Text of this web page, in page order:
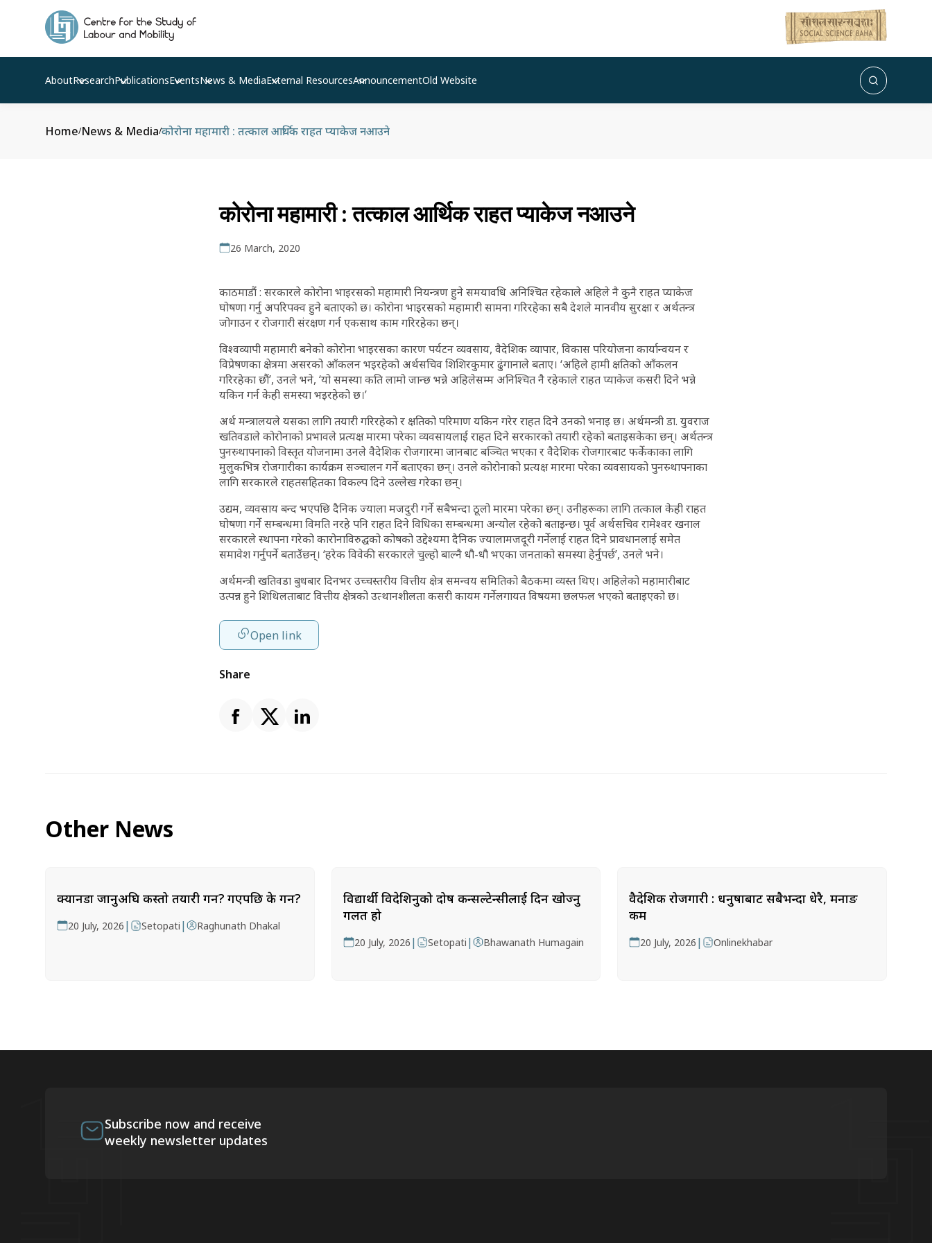
AboutResearchPublicationsEventsNews & MediaExternal ResourcesAnnouncementOld Website
Home/News & Media/कोरोना महामारी : तत्काल आर्थिक राहत प्याकेज नआउने
कोरोना महामारी : तत्काल आर्थिक राहत प्याकेज नआउने
26 March, 2020
काठमाडौं : सरकारले कोरोना भाइरसको महामारी नियन्त्रण हुने समयावधि अनिश्चित रहेकाले अहिले नै कुनै राहत प्याकेज
घोषणा गर्नु अपरिपक्व हुने बताएको छ। कोरोना भाइरसको महामारी सामना गरिरहेका सबै देशले मानवीय सुरक्षा र अर्थतन्त्र
जोगाउन र रोजगारी संरक्षण गर्न एकसाथ काम गरिरहेका छन्।
विश्वव्यापी महामारी बनेको कोरोना भाइरसका कारण पर्यटन व्यवसाय, वैदेशिक व्यापार, विकास परियोजना कार्यान्वयन र
विप्रेषणका क्षेत्रमा असरको आँकलन भइरहेको अर्थसचिव शिशिरकुमार ढुंगानाले बताए। ‘अहिले हामी क्षतिको आँकलन
गरिरहेका छौं’, उनले भने, ‘यो समस्या कति लामो जान्छ भन्ने अहिलेसम्म अनिश्चित नै रहेकाले राहत प्याकेज कसरी दिने भन्ने
यकिन गर्न केही समस्या भइरहेको छ।’
अर्थ मन्त्रालयले यसका लागि तयारी गरिरहेको र क्षतिको परिमाण यकिन गरेर राहत दिने उनको भनाइ छ। अर्थमन्त्री डा. युवराज
खतिवडाले कोरोनाको प्रभावले प्रत्यक्ष मारमा परेका व्यवसायलाई राहत दिने सरकारको तयारी रहेको बताइसकेका छन्। अर्थतन्त्र
पुनस्र्थापनाको विस्तृत योजनामा उनले वैदेशिक रोजगारमा जानबाट बञ्चित भएका र वैदेशिक रोजगारबाट फर्केकाका लागि
मुलुकभित्र रोजगारीका कार्यक्रम सञ्चालन गर्ने बताएका छन्। उनले कोरोनाको प्रत्यक्ष मारमा परेका व्यवसायको पुनस्र्थापनाका
लागि सरकारले राहतसहितका विकल्प दिने उल्लेख गरेका छन्।
उद्यम, व्यवसाय बन्द भएपछि दैनिक ज्याला मजदुरी गर्ने सबैभन्दा ठूलो मारमा परेका छन्। उनीहरूका लागि तत्काल केही राहत
घोषणा गर्ने सम्बन्धमा विमति नरहे पनि राहत दिने विधिका सम्बन्धमा अन्योल रहेको बताइन्छ। पूर्व अर्थसचिव रामेश्वर खनाल
सरकारले स्थापना गरेको कारोनाविरुद्घको कोषको उद्देश्यमा दैनिक ज्यालामजदूरी गर्नेलाई राहत दिने प्रावधानलाई समेत
समावेश गर्नुपर्ने बताउँछन्। ‘हरेक विवेकी सरकारले चुल्हो बाल्नै धौ-धौ भएका जनताको समस्या हेर्नुपर्छ’, उनले भने।
अर्थमन्त्री खतिवडा बुधबार दिनभर उच्चस्तरीय वित्तीय क्षेत्र समन्वय समितिको बैठकमा व्यस्त थिए। अहिलेको महामारीबाट
उत्पन्न हुने शिथिलताबाट वित्तीय क्षेत्रको उत्थानशीलता कसरी कायम गर्नेलगायत विषयमा छलफल भएको बताइएको छ।
Open link
Share
Other News
क्यानडा जानुअघि कस्तो तयारी गर्ने? गएपछि के गर्ने?
20 July, 2026 | Setopati | Raghunath Dhakal
विद्यार्थी विदेशिनुको दोष कन्सल्टेन्सीलाई दिन खोज्नु
गलत हो
20 July, 2026 | Setopati | Bhawanath Humagain
वैदेशिक रोजगारी : धनुषाबाट सबैभन्दा धेरै, मनाङ
कम
20 July, 2026 | Onlinekhabar
Subscribe now and receive
weekly newsletter updates